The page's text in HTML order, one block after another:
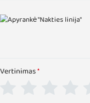
Vertinimas*